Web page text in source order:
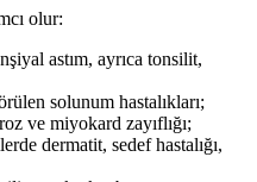
olur:
astım, ayrıca tonsilit,
solunum hastalıkları;
ve miyokard zayıflığı;
dermatit, sedef hastalığı,